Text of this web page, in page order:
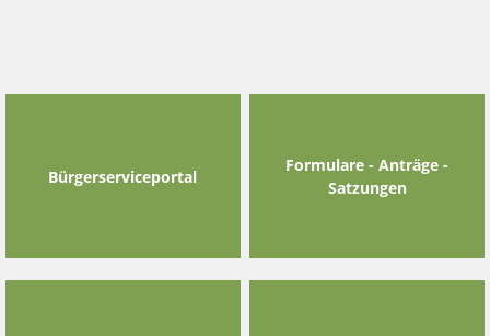
Bürgerserviceportal
Formulare - Anträge -
Satzungen